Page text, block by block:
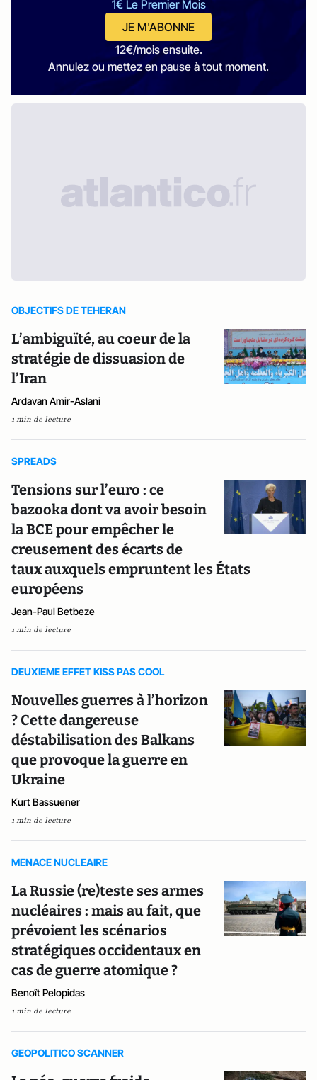
1€ Le Premier Mois
JE M'ABONNE
12€/mois ensuite.
Annulez ou mettez en pause à tout moment.
OBJECTIFS DE TEHERAN
L’ambiguïté, au coeur de la
stratégie de dissuasion de
l’Iran
Ardavan Amir-Aslani
1 min de lecture
SPREADS
Tensions sur l’euro : ce
bazooka dont va avoir besoin
la BCE pour empêcher le
creusement des écarts de
taux auxquels empruntent les États
européens
Jean-Paul Betbeze
1 min de lecture
DEUXIEME EFFET KISS PAS COOL
Nouvelles guerres à l’horizon
? Cette dangereuse
déstabilisation des Balkans
que provoque la guerre en
Ukraine
Kurt Bassuener
1 min de lecture
MENACE NUCLEAIRE
La Russie (re)teste ses armes
nucléaires : mais au fait, que
prévoient les scénarios
stratégiques occidentaux en
cas de guerre atomique ?
Benoît Pelopidas
1 min de lecture
GEOPOLITICO SCANNER